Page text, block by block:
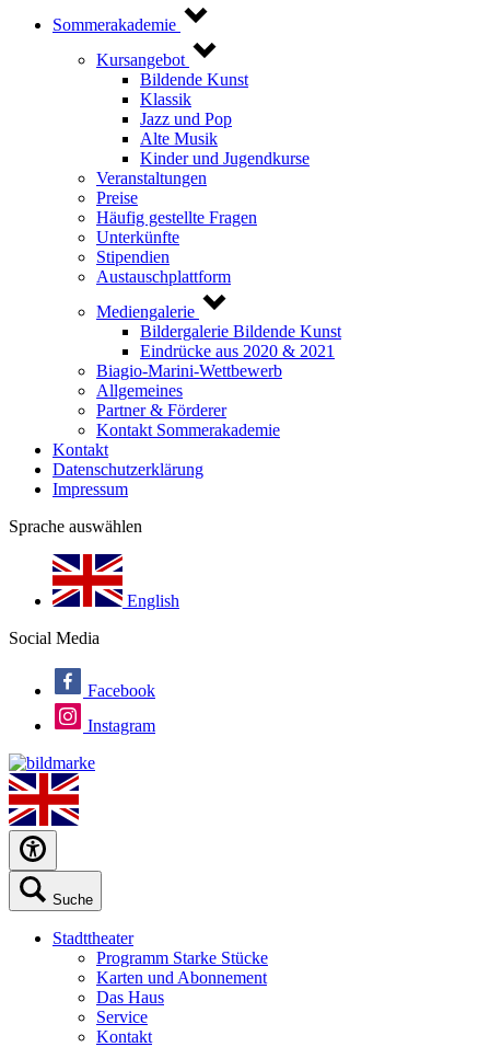
Sommerakademie
Kursangebot
Bildende Kunst
Klassik
Jazz und Pop
Alte Musik
Kinder und Jugendkurse
Veranstaltungen
Preise
Häufig gestellte Fragen
Unterkünfte
Stipendien
Austauschplattform
Mediengalerie
Bildergalerie Bildende Kunst
Eindrücke aus 2020 & 2021
Biagio-Marini-Wettbewerb
Allgemeines
Partner & Förderer
Kontakt Sommerakademie
Kontakt
Datenschutzerklärung
Impressum
Sprache auswählen
English
Social Media
Facebook
Instagram
Suche
Stadttheater
Programm Starke Stücke
Karten und Abonnement
Das Haus
Service
Kontakt